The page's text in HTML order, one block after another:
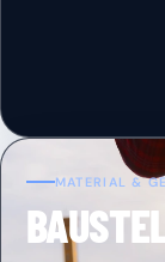
MATERIAL &